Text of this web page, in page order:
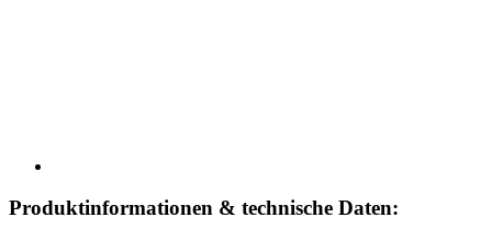
Produktinformationen & technische Daten: